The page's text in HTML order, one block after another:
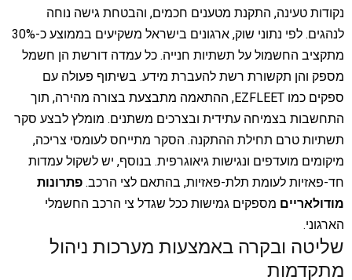
נקודות טעינה, התקנת מטענים חכמים, והבטחת גישה נוחה
לנהגים. לפי נתוני שוק, ארגונים בישראל משקיעים בממוצע כ-30%
מתקציב החשמול על תשתיות חנייה. כל עמדה דורשת הן חשמל
מספק והן תקשורת רשת להעברת מידע. בשיתוף פעולה עם
ספקים כמו EZFLEET, ההתאמה מתבצעת בצורה מהירה, תוך
התחשבות בצמיחה עתידית ובצרכים משתנים. מומלץ לבצע סקר
תשתיות טרם תחילת ההתקנה. הסקר מתייחס לעומסי צריכה,
מיקומים מועדפים ונגישות גיאוגרפית. בנוסף, יש לשקול עמדות
חד-פאזיות לעומת תלת-פאזיות, בהתאם לצי הרכב. פתרונות
מודולאריים מספקים גמישות ככל שגדל צי הרכב החשמלי
הארגוני.
שליטה ובקרה באמצעות מערכות ניהול
מתקדמות